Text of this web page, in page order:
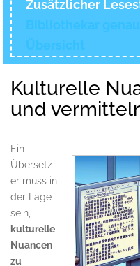
Zusätzlicher
Bibliothekar
Übersicht
Kulturelle
und
Ein
Übersetz
er muss in
der Lage
sein,
kulturelle
Nuancen
zu